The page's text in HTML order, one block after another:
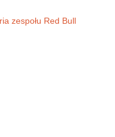
zespołu Red Bull